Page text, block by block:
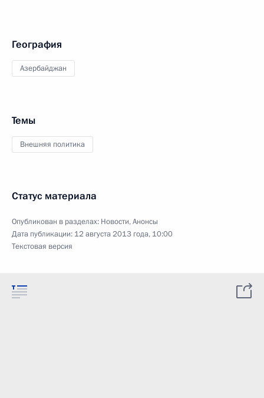
География
Азербайджан
Темы
Внешняя политика
Статус материала
Опубликован в разделах: Новости,Анонсы
Дата публикации: 12 августа 2013 года, 10:00
Текстовая версия